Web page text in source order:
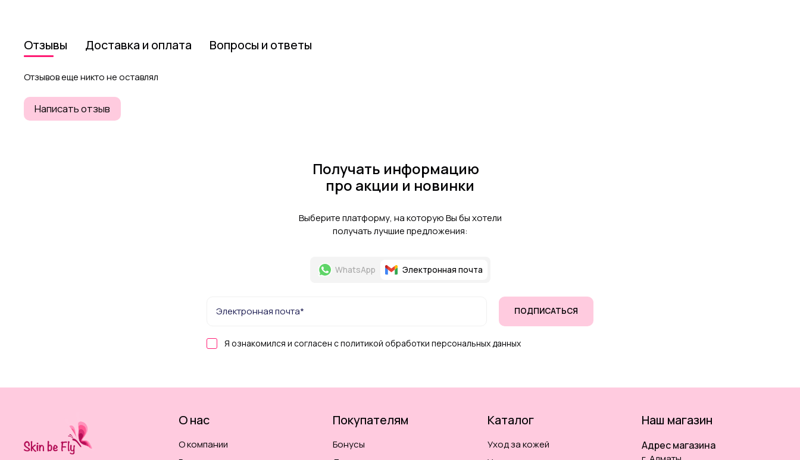
Отзывы Доставка и оплата Вопросы и ответы
Отзывов еще никто не оставлял
Написать отзыв
Получать информацию
про акции и новинки
Выберите платформу, на которую Вы бы хотели
получать лучшие предложения:
WhatsApp Электронная почта
ПОДПИСАТЬСЯ
Я ознакомился и согласен с политикой обработки персональных данных
О нас
О компании
Покупателям
Бонусы
Каталог
Уход за кожей
Наш магазин
Адрес магазина